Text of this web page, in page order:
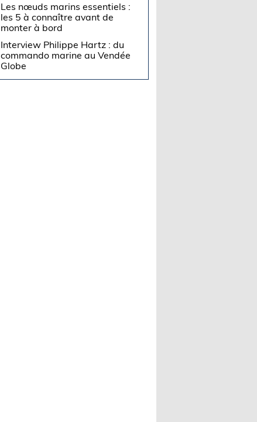
Les nœuds marins essentiels :
les 5 à connaître avant de
monter à bord
Interview Philippe Hartz : du
commando marine au Vendée
Globe